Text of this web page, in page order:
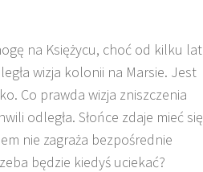
na Księżycu, choć od kilku lat
wizja kolonii na Marsie. Jest
Co prawda wizja zniszczenia
odległa. Słońce zdaje mieć się
nie zagraża bezpośrednie
będzie kiedyś uciekać?